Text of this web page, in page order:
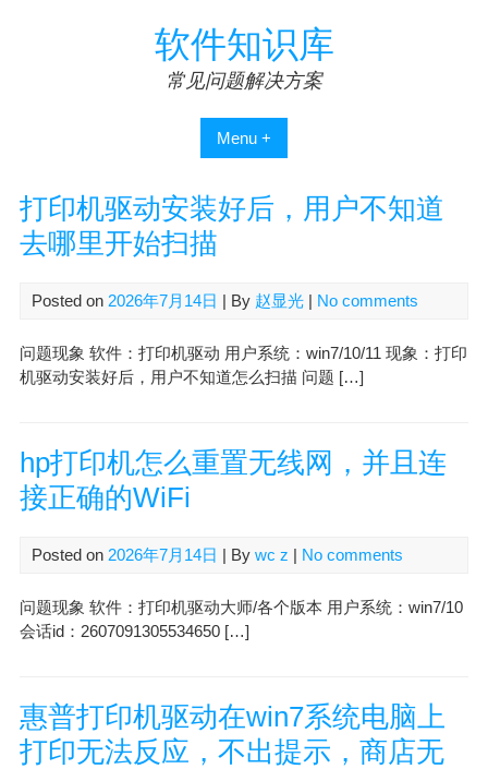
软件知识库
常见问题解决方案
Menu +
打印机驱动安装好后，用户不知道
去哪里开始扫描
Posted on 2026年7月14日 | By 赵显光| No comments
问题现象 软件：打印机驱动 用户系统：win7/10/11 现象：打印
机驱动安装好后，用户不知道怎么扫描 问题 […]
hp打印机怎么重置无线网，并且连
接正确的WiFi
Posted on 2026年7月14日 | By wc z | No comments
问题现象 软件：打印机驱动大师/各个版本 用户系统：win7/10
会话id：2607091305534650 […]
惠普打印机驱动在win7系统电脑上
打印无法反应，不出提示，商店无